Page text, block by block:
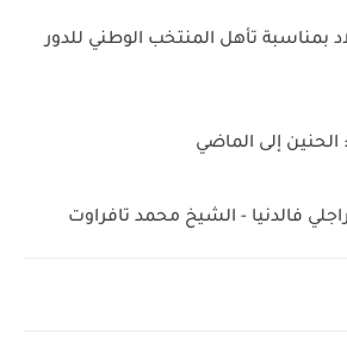
بمناسبة تأهل المنتخب الوطني للدور
الحنين إلى الماضي
فالدنيا - الشيخ محمد تافراوت